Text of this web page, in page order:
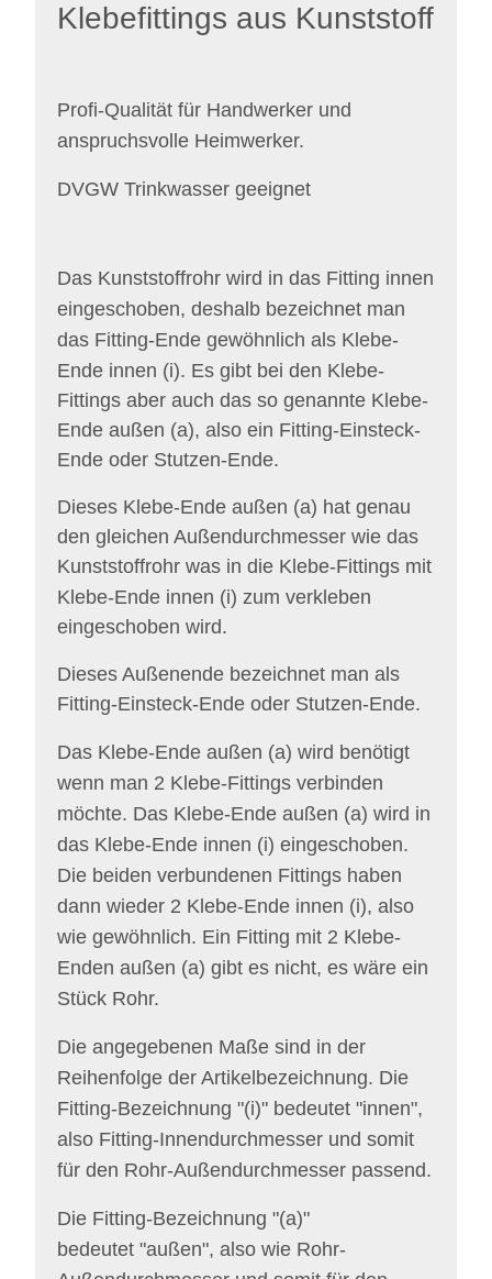
Klebefittings aus Kunststoff
Profi-Qualität für Handwerker und
anspruchsvolle Heimwerker.
DVGW Trinkwasser geeignet
Das Kunststoffrohr wird in das Fitting innen
eingeschoben, deshalb bezeichnet man
das Fitting-Ende gewöhnlich als Klebe-
Ende innen (i). Es gibt bei den Klebe-
Fittings aber auch das so genannte Klebe-
Ende außen (a), also ein Fitting-Einsteck-
Ende oder Stutzen-Ende.
Dieses Klebe-Ende außen (a) hat genau
den gleichen Außendurchmesser wie das
Kunststoffrohr was in die Klebe-Fittings mit
Klebe-Ende innen (i) zum verkleben
eingeschoben wird.
Dieses Außenende bezeichnet man als
Fitting-Einsteck-Ende oder Stutzen-Ende.
Das Klebe-Ende außen (a) wird benötigt
wenn man 2 Klebe-Fittings verbinden
möchte. Das Klebe-Ende außen (a) wird in
das Klebe-Ende innen (i) eingeschoben.
Die beiden verbundenen Fittings haben
dann wieder 2 Klebe-Ende innen (i), also
wie gewöhnlich. Ein Fitting mit 2 Klebe-
Enden außen (a) gibt es nicht, es wäre ein
Stück Rohr.
Die angegebenen Maße sind in der
Reihenfolge der Artikelbezeichnung. Die
Fitting-Bezeichnung "(i)" bedeutet "innen",
also Fitting-Innendurchmesser und somit
für den Rohr-Außendurchmesser passend.
Die Fitting-Bezeichnung "(a)"
bedeutet "außen", also wie Rohr-